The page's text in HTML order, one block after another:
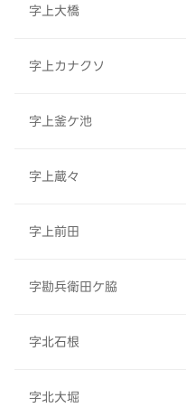
字上大橋
字上カナクソ
字上釜ケ池
字上蔵々
字上前田
字勘兵衛田ケ脇
字北石根
字北大堀